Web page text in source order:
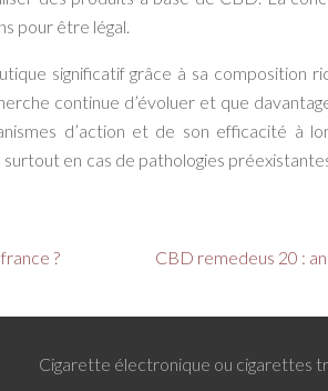
pour être légal.
significatif grâce à sa composition
continue d’évoluer et que
d’action et de son efficacité à
en cas de pathologies
? CBD remedeus 20 :
Cigarette électronique ou cigarettes